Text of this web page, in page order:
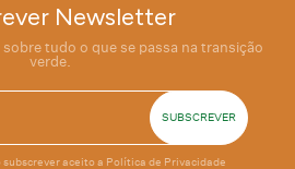
Newsletter
tudo o que se passa na transição
verde.
subscrever aceito a Política de Privacidade